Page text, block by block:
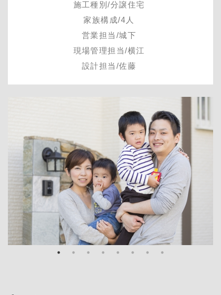
施工種別/分譲住宅
家族構成/4人
営業担当/城下
現場管理担当/横江
設計担当/佐藤